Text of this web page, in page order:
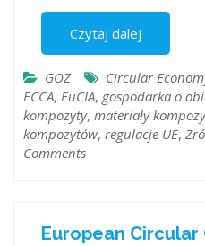
Czytaj dalej
GOZ Circular
ECCA, EuCIA, gospodarka o
kompozyty, materiały
kompozytów, regulacje UE,
Comments
European Circular